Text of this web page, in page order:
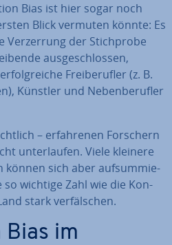
Bias ist hier sogar noch
Blick vermuten könnte: Es
Ver­zer­rung der Stich­pro­be
aus­ge­schlos­sen,
Frei­be­ruf­ler (z. B.
Künstler und Ne­ben­be­ruf­ler
– er­fah­re­nen Forschern
un­ter­lau­fen. Viele kleinere
können sich aber auf­sum­mie­
wichtige Zahl wie die Kon­
stark ver­fäl­schen.
Bias im